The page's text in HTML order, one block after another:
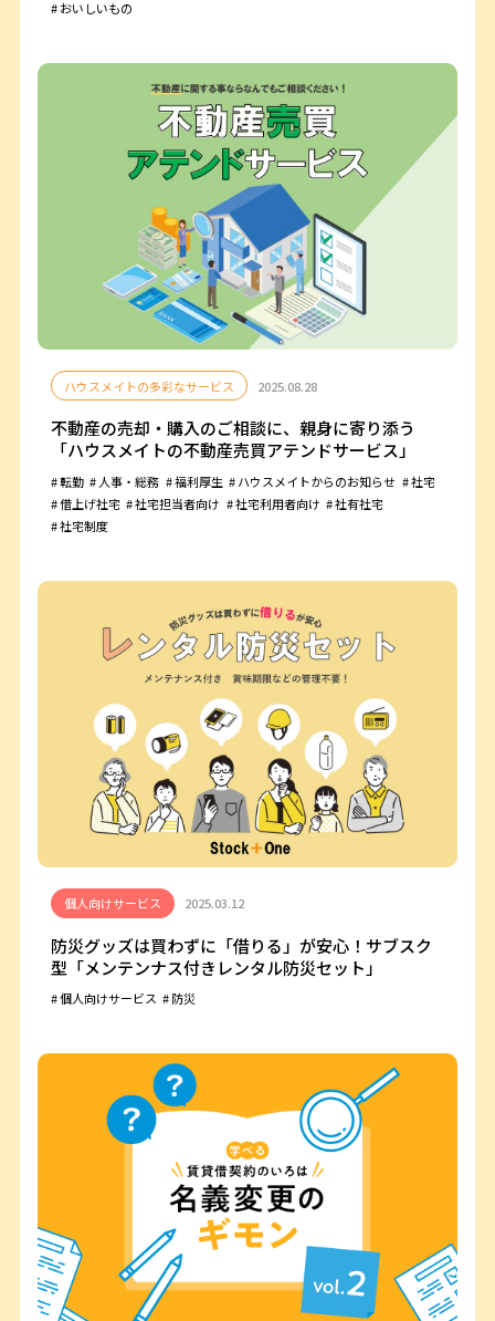
おいしいもの
ハウスメイトの多彩なサービス 2025.08.28
不動産の売却・購入のご相談に、親身に寄り添う
「ハウスメイトの不動産売買アテンドサービス」
転勤 人事・総務 福利厚生 ハウスメイトからのお知らせ
社宅
借上げ社宅
社宅担当者向け 社宅利用者向け
社有社宅
社宅制度
個人向けサービス 2025.03.12
防災グッズは買わずに「借りる」が安心！サブスク
型「メンテンナス付きレンタル防災セット」
個人向けサービス 防災